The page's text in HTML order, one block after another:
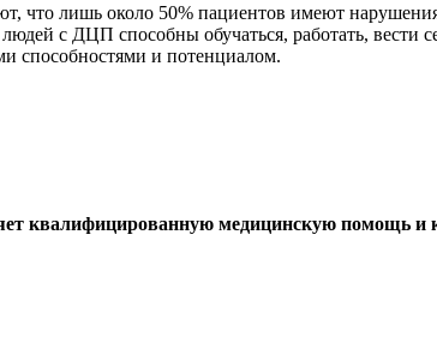
что лишь около 50% пациентов имеют
с ДЦП способны обучаться, работать, вести
способностями и потенциалом.
квалифицированную медицинскую помощь и